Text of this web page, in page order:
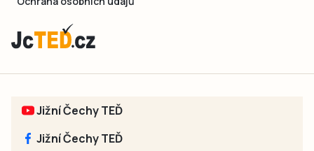
Jižní Čechy TEĎ
Jižní Čechy TEĎ